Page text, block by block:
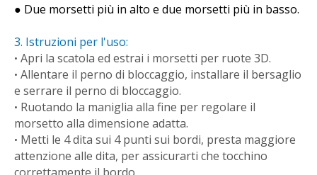
● Due morsetti più in alto e due morsetti più in basso.
3. Istruzioni per l'uso:
• Apri la scatola ed estrai i morsetti per ruote 3D.
• Allentare il perno di bloccaggio, installare il bersaglio
e serrare il perno di bloccaggio.
• Ruotando la maniglia alla fine per regolare il
morsetto alla dimensione adatta.
• Metti le 4 dita sui 4 punti sui bordi, presta maggiore
attenzione alle dita, per assicurarti che tocchino